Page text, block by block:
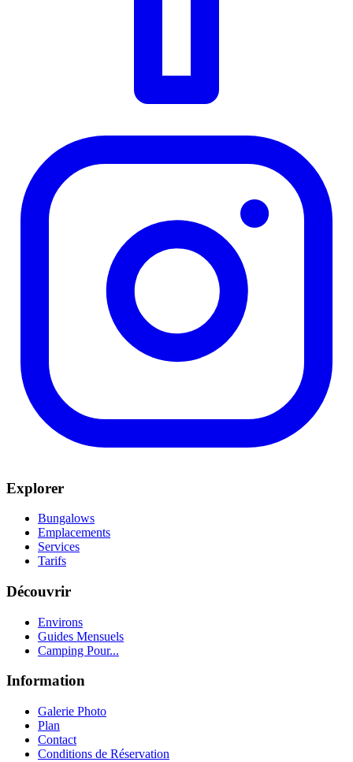
Explorer
Bungalows
Emplacements
Services
Tarifs
Découvrir
Environs
Guides Mensuels
Camping Pour...
Information
Galerie Photo
Plan
Contact
Conditions de Réservation